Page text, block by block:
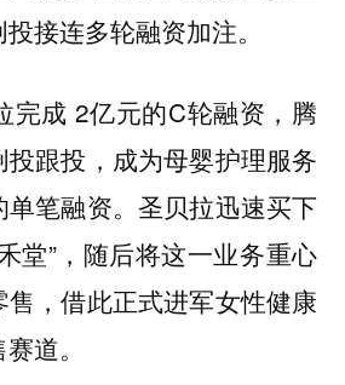
接连多轮融资加注。
完成 2亿元的C轮融资，腾
跟投，成为母婴护理服务
笔融资。圣贝拉迅速买下
堂”，随后将这一业务重心
，借此正式进军女性健康
道。